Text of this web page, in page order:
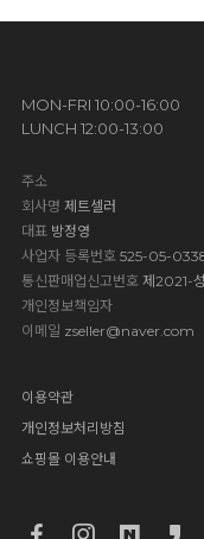
MON-FRI 10:00-16:00
LUNCH 12:00-13:00
주소
회사명 제트셀러
대표방정영
사업자 등록번호 525-05-
통신판매업신고번호 제2021-
개인정보책임자
이메일 zseller@naver.com
이용약관
개인정보처리방침
쇼핑몰 이용안내